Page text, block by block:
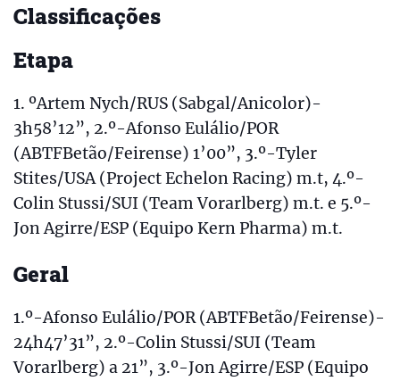
Classificações
Etapa
1. ºArtem Nych/RUS (Sabgal/Anicolor)-
3h58’12”, 2.º-Afonso Eulálio/POR
(ABTFBetão/Feirense) 1’00”, 3.º-Tyler
Stites/USA (Project Echelon Racing) m.t, 4.º-
Colin Stussi/SUI (Team Vorarlberg) m.t. e 5.º-
Jon Agirre/ESP (Equipo Kern Pharma) m.t.
Geral
1.º-Afonso Eulálio/POR (ABTFBetão/Feirense)-
24h47’31”, 2.º-Colin Stussi/SUI (Team
Vorarlberg) a 21”, 3.º-Jon Agirre/ESP (Equipo